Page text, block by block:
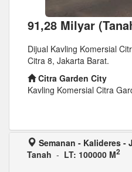
91,28 Milyar
Dijual Kavling Komersial
Citra 8, Jakarta Barat.
Citra Garden City
Kavling Komersial Citra
Semanan - Kalideres -
Tanah - LT: 100000 M2